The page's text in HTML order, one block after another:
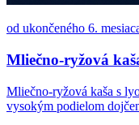
od ukončeného 6.
Mliečno-ryžová
Mliečno-ryžová kaša s
vysokým podielom